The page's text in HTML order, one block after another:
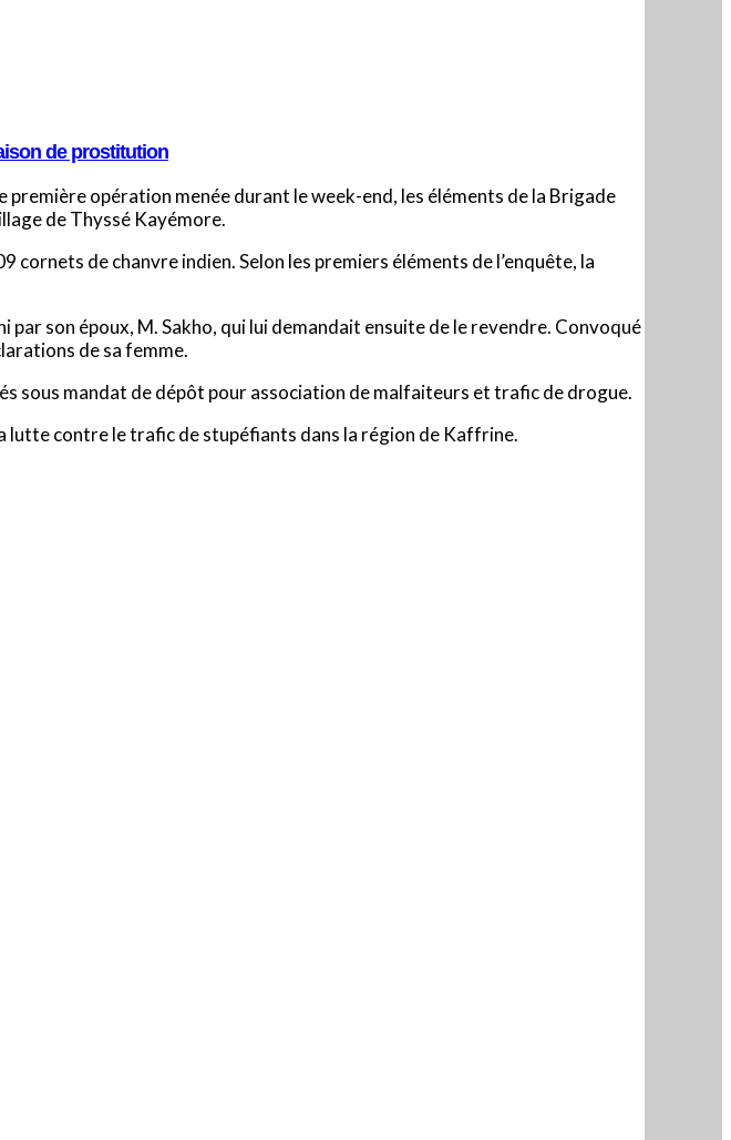
de prostitution
opération menée durant le week-end, les éléments de la Brigade
de Thyssé Kayémore.
de chanvre indien. Selon les premiers éléments de l’enquête, la
son époux, M. Sakho, qui lui demandait ensuite de le revendre. Convoqué
de sa femme.
sous mandat de dépôt pour association de malfaiteurs et trafic de drogue.
contre le trafic de stupéfiants dans la région de Kaffrine.